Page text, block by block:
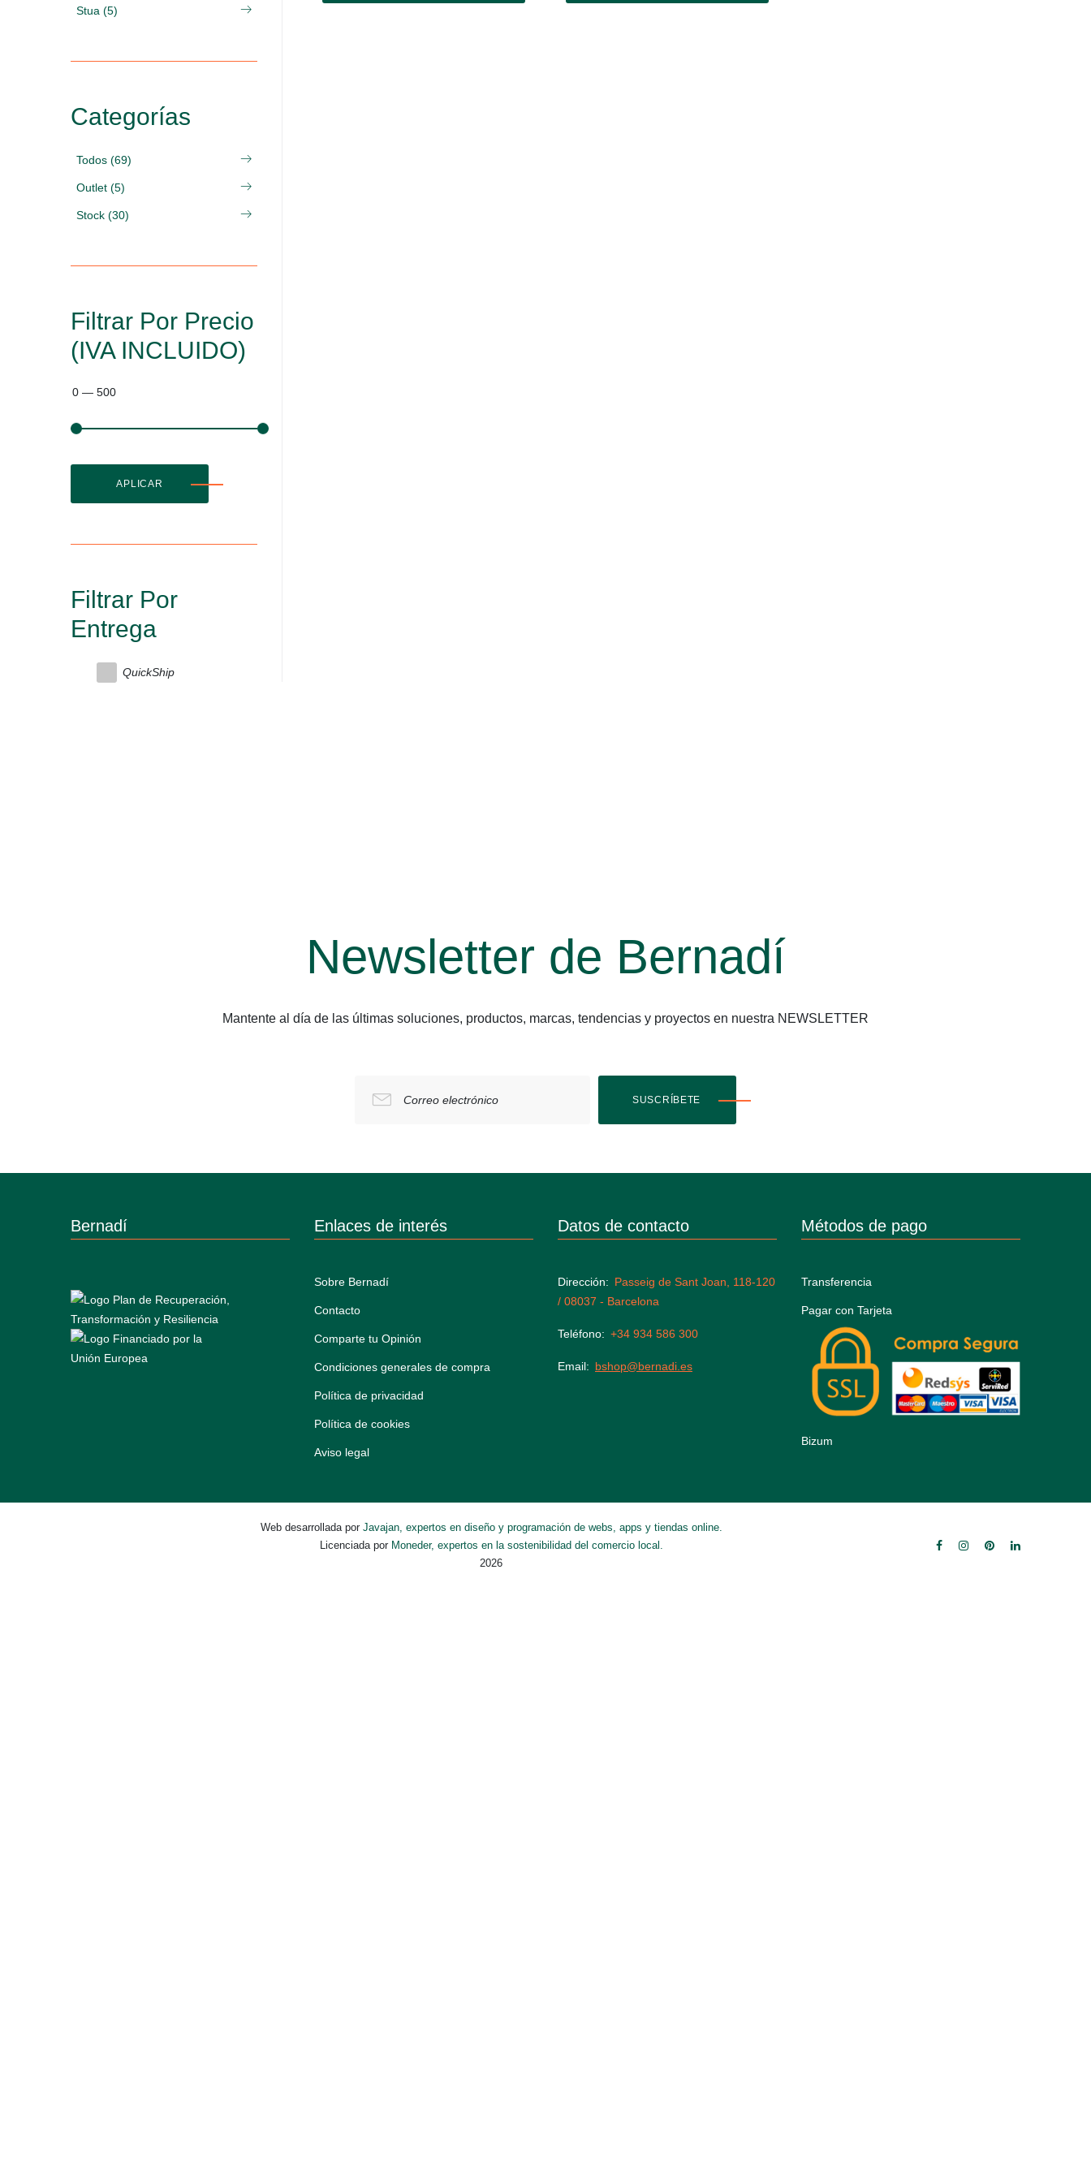
Stua (5)
Categorías
Todos (69)
Outlet (5)
Stock (30)
Filtrar Por Precio
(IVA INCLUIDO)
0 — 500
APLICAR
Filtrar Por
Entrega
QuickShip
Newsletter de Bernadí
Mantente al día de las últimas soluciones, productos, marcas, tendencias y proyectos en nuestra NEWSLETTER
Correo electrónico SUSCRÍBETE
Bernadí Enlaces de interés
Sobre Bernadí
Contacto
Comparte tu Opinión
Condiciones generales de compra
Política de privacidad
Política de cookies
Aviso legal
Datos de contacto
Dirección
Passeig de Sant Joan, 118-120
/ 08037 - Barcelona
Teléfono +34 934 586 300
Email bshop@bernadi.es
Métodos de pago
Transferencia
Pagar con Tarjeta
Bizum
Web desarrollada por Javajan, expertos en diseño y programación de webs, apps y tiendas online.
Licenciada por Moneder, expertos en la sostenibilidad del comercio local.
2026